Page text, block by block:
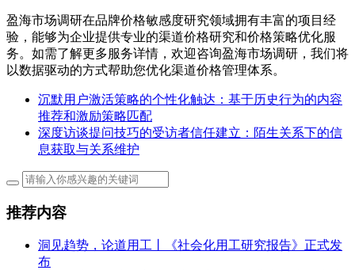
盈海市场调研在品牌价格敏感度研究领域拥有丰富的项目经
验，能够为企业提供专业的渠道价格研究和价格策略优化服
务。如需了解更多服务详情，欢迎咨询盈海市场调研，我们将
以数据驱动的方式帮助您优化渠道价格管理体系。
沉默用户激活策略的个性化触达：基于历史行为的内容
推荐和激励策略匹配
深度访谈提问技巧的受访者信任建立：陌生关系下的信
息获取与关系维护
推荐内容
洞见趋势，论道用工丨《社会化用工研究报告》正式发
布